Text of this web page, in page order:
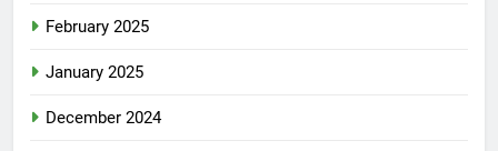
February 2025
January 2025
December 2024